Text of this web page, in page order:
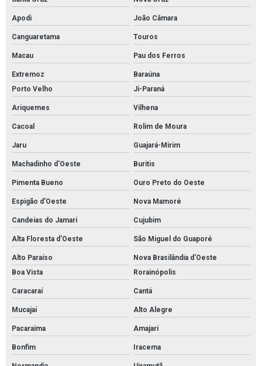
Apodi João Câmara
Canguaretama Touros
Macau Pau dos Ferros
Extremoz
Baraúna
Porto Velho
Ji-Paraná
Ariquemes Vilhena
Cacoal Rolim de Moura
Jaru Guajará-Mirim
Machadinho d'Oeste Buritis
Pimenta Bueno Ouro Preto do Oeste
Espigão d'Oeste Nova Mamoré
Candeias do Jamari Cujubim
Alta Floresta d'Oeste São Miguel do Guaporé
Alto Paraíso
Nova Brasilândia d'Oeste
Boa Vista
Rorainópolis
Caracaraí Cantá
Mucajaí Alto Alegre
Pacaraima Amajari
Bonfim Iracema